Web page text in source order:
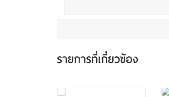
รายการที่เกี่ยวข้อง